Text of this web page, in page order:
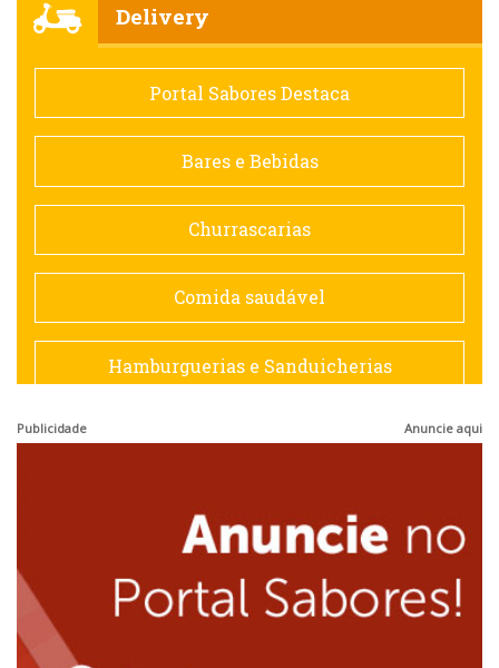
Comida saudável
Contemporânea
Doceria
Espanhola
Francesa
Japonesa e Oriental
Lanchonetes
Delivery
Portal Sabores Destaca
Bares e Bebidas
Churrascarias
Comida saudável
Hamburguerias e Sanduicherias
Publicidade Anuncie aqui